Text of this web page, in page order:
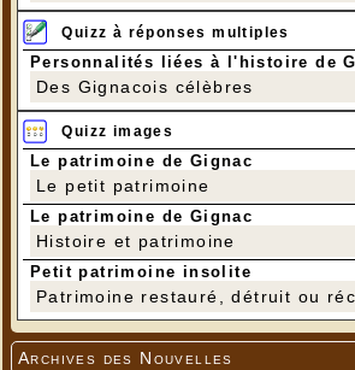
Quizz à réponses multiples
Personnalités liées à l'histoire de
Des Gignacois célèbres
Quizz images
Le patrimoine de Gignac
Le petit patrimoine
Le patrimoine de Gignac
Histoire et patrimoine
Petit patrimoine insolite
Patrimoine restauré, détruit ou
Archives des Nouvelles